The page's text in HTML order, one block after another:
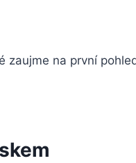
zaujme na první